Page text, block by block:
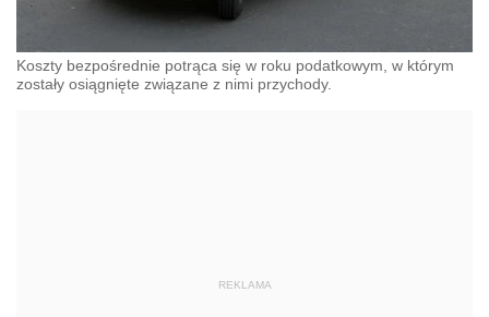
Koszty bezpośrednie potrąca się w roku podatkowym, w którym
zostały osiągnięte związane z nimi przychody.